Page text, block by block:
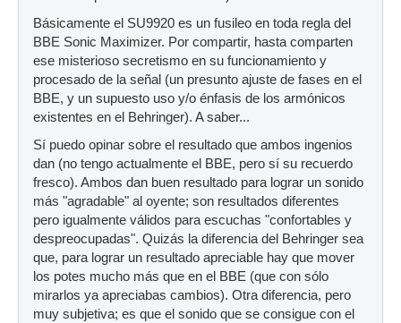
Básicamente el SU9920 es un fusileo en toda regla del
BBE Sonic Maximizer. Por compartir, hasta comparten
ese misterioso secretismo en su funcionamiento y
procesado de la señal (un presunto ajuste de fases en el
BBE, y un supuesto uso y/o énfasis de los armónicos
existentes en el Behringer). A saber...
Sí puedo opinar sobre el resultado que ambos ingenios
dan (no tengo actualmente el BBE, pero sí su recuerdo
fresco). Ambos dan buen resultado para lograr un sonido
más "agradable" al oyente; son resultados diferentes
pero igualmente válidos para escuchas "confortables y
despreocupadas". Quizás la diferencia del Behringer sea
que, para lograr un resultado apreciable hay que mover
los potes mucho más que en el BBE (que con sólo
mirarlos ya apreciabas cambios). Otra diferencia, pero
muy subjetiva; es que el sonido que se consigue con el